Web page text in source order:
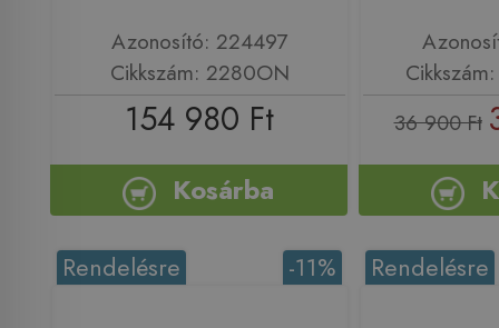
Azonosító: 224497
Cikkszám: 2280ON
154 980 Ft
Kosárba
36 900 Ft
-11%
Rendelésre Rendelésre